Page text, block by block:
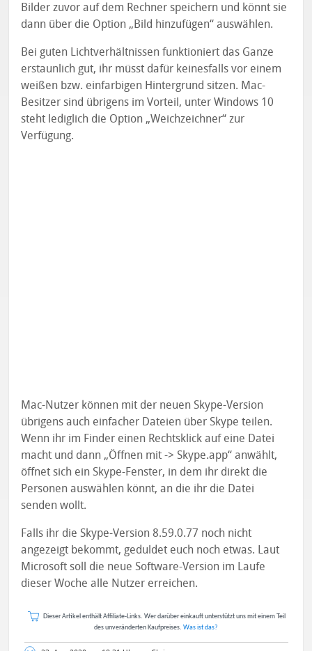
Bilder zuvor auf dem Rechner speichern und könnt sie
dann über die Option „Bild hinzufügen“ auswählen.
Bei guten Lichtverhältnissen funktioniert das Ganze
erstaunlich gut, ihr müsst dafür keinesfalls vor einem
weißen bzw. einfarbigen Hintergrund sitzen. Mac-
Besitzer sind übrigens im Vorteil, unter Windows 10
steht lediglich die Option „Weichzeichner“ zur
Verfügung.
Mac-Nutzer können mit der neuen Skype-Version
übrigens auch einfacher Dateien über Skype teilen.
Wenn ihr im Finder einen Rechtsklick auf eine Datei
macht und dann „Öffnen mit -> Skype.app“ anwählt,
öffnet sich ein Skype-Fenster, in dem ihr direkt die
Personen auswählen könnt, an die ihr die Datei
senden wollt.
Falls ihr die Skype-Version 8.59.0.77 noch nicht
angezeigt bekommt, geduldet euch noch etwas. Laut
Microsoft soll die neue Software-Version im Laufe
dieser Woche alle Nutzer erreichen.
Dieser Artikel enthält Affiliate-Links. Wer darüber einkauft unterstützt uns mit einem Teil
des unveränderten Kaufpreises. Was ist das?